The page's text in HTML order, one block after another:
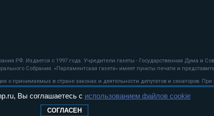
РФ. Издается с 1997 года. Учредители газеты - Государственная Дума и
Собрания. «Парламентская газета» имеет пункты печати и
о принимаемых в стране законах и деятельности депутатов и сенаторов.
Вы соглашаетесь с использованием файлов cookie
СОГЛАСЕН